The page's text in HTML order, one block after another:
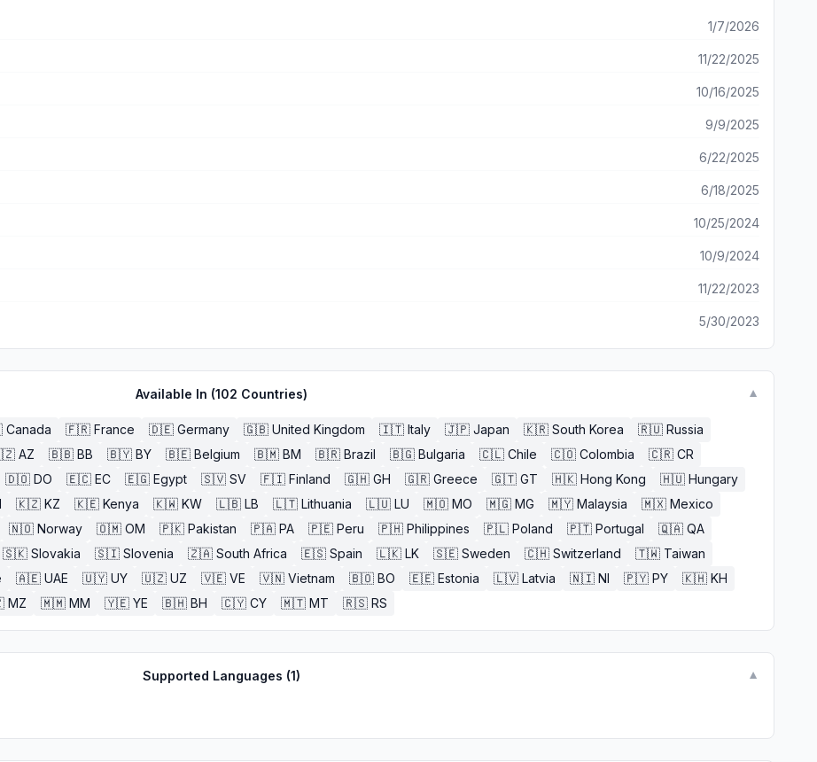
1/7/2026
11/22/2025
10/16/2025
9/9/2025
6/22/2025
6/18/2025
10/25/2024
10/9/2024
11/22/2023
5/30/2023
Available In (102 Countries) ▼
Canada 🇫🇷 France 🇩🇪 Germany 🇬🇧 United Kingdom 🇮🇹 Italy 🇯🇵 Japan 🇰🇷 South Korea 🇷🇺 Russia
AZ 🇧🇧 BB 🇧🇾 BY 🇧🇪 Belgium 🇧🇲 BM 🇧🇷 Brazil 🇧🇬 Bulgaria 🇨🇱 Chile 🇨🇴 Colombia 🇨🇷 CR
🇩🇴 DO 🇪🇨 EC 🇪🇬 Egypt 🇸🇻 SV 🇫🇮 Finland 🇬🇭 GH 🇬🇷 Greece 🇬🇹 GT 🇭🇰 Hong Kong 🇭🇺 Hungary
🇰🇿 KZ 🇰🇪 Kenya 🇰🇼 KW 🇱🇧 LB 🇱🇹 Lithuania 🇱🇺 LU 🇲🇴 MO 🇲🇬 MG 🇲🇾 Malaysia 🇲🇽 Mexico
🇳🇴 Norway 🇴🇲 OM 🇵🇰 Pakistan 🇵🇦 PA 🇵🇪 Peru 🇵🇭 Philippines 🇵🇱 Poland 🇵🇹 Portugal 🇶🇦 QA
🇸🇰 Slovakia 🇸🇮 Slovenia 🇿🇦 South Africa 🇪🇸 Spain 🇱🇰 LK 🇸🇪 Sweden 🇨🇭 Switzerland 🇹🇼 Taiwan
🇦🇪 UAE 🇺🇾 UY 🇺🇿 UZ 🇻🇪 VE 🇻🇳 Vietnam 🇧🇴 BO 🇪🇪 Estonia 🇱🇻 Latvia 🇳🇮 NI 🇵🇾 PY 🇰🇭 KH
MZ 🇲🇲 MM 🇾🇪 YE 🇧🇭 BH 🇨🇾 CY 🇲🇹 MT 🇷🇸 RS
Supported Languages (1) ▼